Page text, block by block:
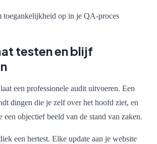
toegankelijkheid op in je QA-proces
testen en blijf
een professionele audit uitvoeren. Een
dingen die je zelf over het hoofd ziet, en
een objectief beeld van de stand van zaken.
een hertest. Elke update aan je website